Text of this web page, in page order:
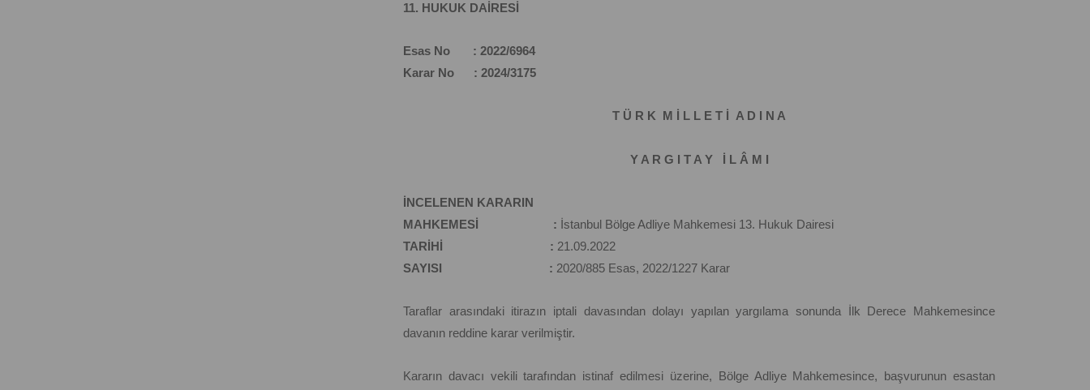
11. HUKUK DAİRESİ
Esas No : 2022/6964
Karar No : 2024/3175
T Ü R K M İ L L E T İ A D I N A
Y A R G I T A Y İ L Â M I
İNCELENEN KARARIN
MAHKEMESİ : İstanbul Bölge Adliye Mahkemesi 13. Hukuk Dairesi
TARİHİ : 21.09.2022
SAYISI : 2020/885 Esas, 2022/1227 Karar
Taraflar arasındaki itirazın iptali davasından dolayı yapılan yargılama sonunda İlk Derece Mahkemesince
davanın reddine karar verilmiştir.
Kararın davacı vekili tarafından istinaf edilmesi üzerine, Bölge Adliye Mahkemesince, başvurunun esastan